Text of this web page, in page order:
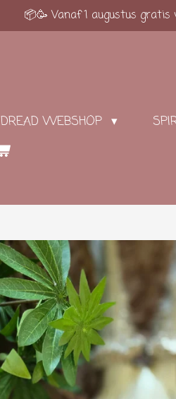
📦🥳 Vanaf 1 augustus gratis
DREAD WEBSHOP